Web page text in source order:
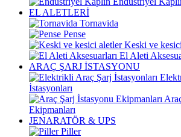
EL ALETLERİ
Tornavida
Pense
Keski ve
El Aleti
ARAÇ ŞARJ İSTASYONU
İstasyonları
Ekipmanları
JENARATÖR & UPS
Piller